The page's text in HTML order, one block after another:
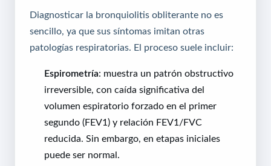
Diagnosticar la bronquiolitis obliterante no es
sencillo, ya que sus síntomas imitan otras
patologías respiratorias. El proceso suele incluir:
Espirometría: muestra un patrón obstructivo
irreversible, con caída significativa del
volumen espiratorio forzado en el primer
segundo (FEV1) y relación FEV1/FVC
reducida. Sin embargo, en etapas iniciales
puede ser normal.